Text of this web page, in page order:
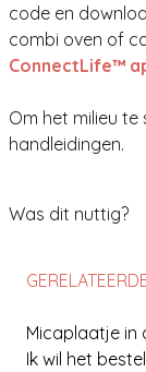
code en
combi oven of
ConnectLife™
Om het milieu
handleidingen.
Was dit nuttig?
Micaplaatje in
Ik wil het